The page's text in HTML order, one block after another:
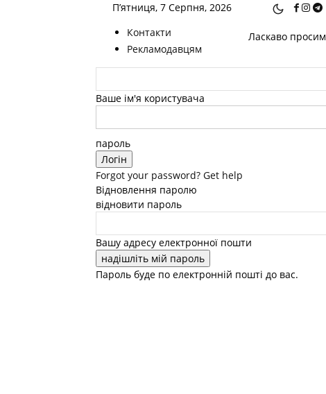
П’ятниця, 7 Серпня, 2026
Контакти
Рекламодавцям
Ласкаво
Ваше ім'я користувача
пароль
Forgot your password? Get help
Відновлення паролю
відновити пароль
Вашу адресу електронної пошти
Пароль буде по електронній пошті до вас.